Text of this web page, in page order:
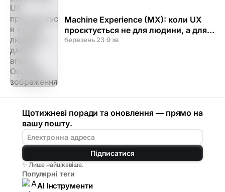
Machine Experience (MX): коли UX
проєктується не для людини, а для
AI-агента
березень 23·9 хв
Щотижневі поради та оновлення — прямо на
вашу пошту.
Підписатися
✨ Лише найцікавіше.
Популярні теги
AI Інструменти